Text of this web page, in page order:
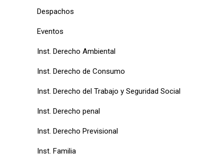
Despachos
Eventos
Inst. Derecho Ambiental
Inst. Derecho de Consumo
Inst. Derecho del Trabajo y Seguridad Social
Inst. Derecho penal
Inst. Derecho Previsional
Inst. Familia